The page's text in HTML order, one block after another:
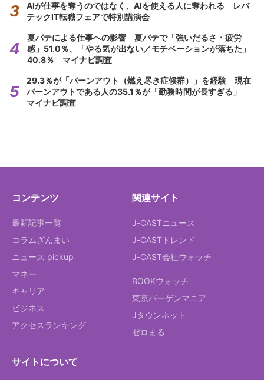
AIが仕事を奪うのではなく、AIを使える人に奪われる レバ
テックIT転職フェアで特別講演会
夏バテによる仕事への影響 夏バテで「強いだるさ・疲労
感」51.0％、「やる気が出ない／モチベーションが落ちた」
40.8％ マイナビ調査
29.3％が「バーンアウト（燃え尽き症候群）」を経験 現在
バーンアウトである人の35.1％が「勤務時間が長すぎる」
マイナビ調査
コンテンツ
最新記事一覧
コラムざんまい
ニュース pickup
マネー
キャリア
ビジネス
アクセスランキング
関連サイト
J-CASTニュース
J-CASTトレンド
J-CAST会社ウォッチ
BOOKウォッチ
東京バーゲンマニア
Jタウンネット
ゼロまる
サイトについて